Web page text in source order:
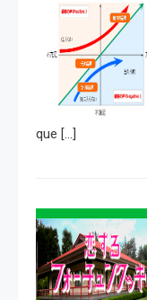
que […]